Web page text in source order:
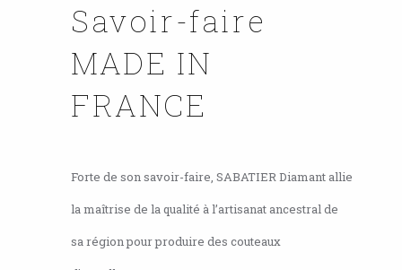
Savoir-faire
MADE IN
FRANCE
Forte de son savoir-faire, SABATIER Diamant allie
la maîtrise de la qualité à l’artisanat ancestral de
sa région pour produire des couteaux